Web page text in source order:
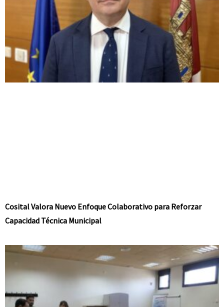
Cosital Valora Nuevo Enfoque Colaborativo para Reforzar
Capacidad Técnica Municipal